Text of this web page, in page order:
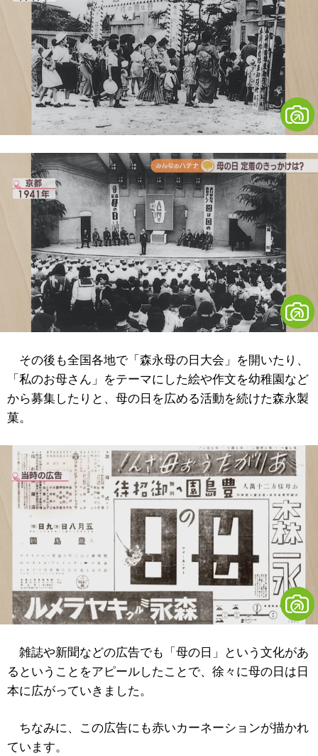
その後も全国各地で「森永母の日大会」を開いたり、
「私のお母さん」をテーマにした絵や作文を幼稚園など
から募集したりと、母の日を広める活動を続けた森永製
菓。
雑誌や新聞などの広告でも「母の日」という文化があ
るということをアピールしたことで、徐々に母の日は日
本に広がっていきました。
ちなみに、この広告にも赤いカーネーションが描かれ
ています。